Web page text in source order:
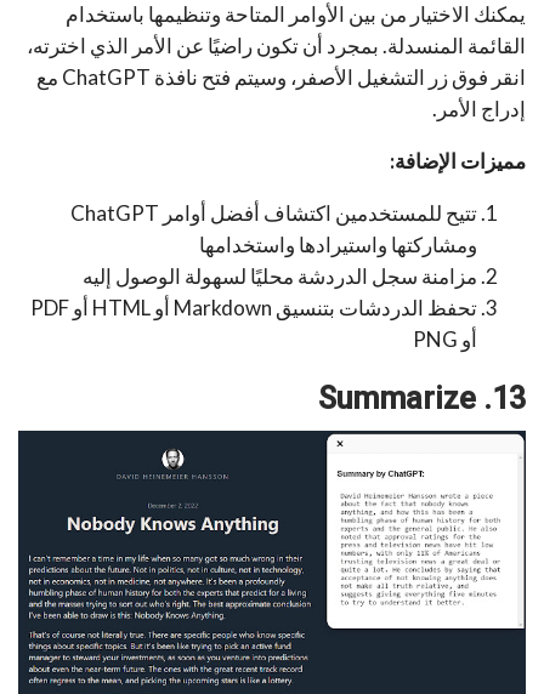
يمكنك الاختيار من بين الأوامر المتاحة وتنظيمها باستخدام
القائمة المنسدلة. بمجرد أن تكون راضيًا عن الأمر الذي اخترته،
انقر فوق زر التشغيل الأصفر، وسيتم فتح نافذة ChatGPT مع
إدراج الأمر.
مميزات الإضافة:
تتيح للمستخدمين اكتشاف أفضل أوامر ChatGPT
ومشاركتها واستيرادها واستخدامها
مزامنة سجل الدردشة محليًا لسهولة الوصول إليه
تحفظ الدردشات بتنسيق Markdown أو HTML أو PDF
أو PNG
13. Summarize